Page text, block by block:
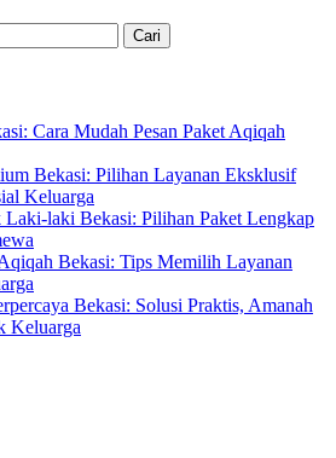
Cara Mudah Pesan Paket Aqiqah
Bekasi: Pilihan Layanan Eksklusif
Keluarga
Laki-laki Bekasi: Pilihan Paket Lengkap
Bekasi: Tips Memilih Layanan
Bekasi: Solusi Praktis, Amanah
Keluarga